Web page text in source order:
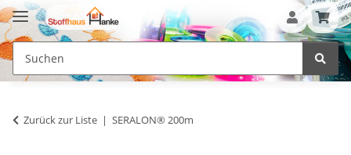
Zurück zur Liste SERALON® 200m